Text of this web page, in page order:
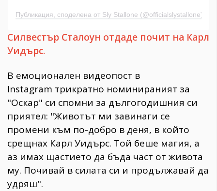
Публикация, споделена от Sly Stallone (@officialslystallone)
Силвестър Сталоун отдаде почит на Карл
Уидърс.
В емоционален видеопост в
Instagram трикратно номинираният за
"Оскар" си спомни за дългогодишния си
приятел: "Животът ми завинаги се
промени към по-добро в деня, в който
срещнах Карл Уидърс. Той беше магия, а
аз имах щастието да бъда част от живота
му. Почивай в силата си и продължавай да
удряш".